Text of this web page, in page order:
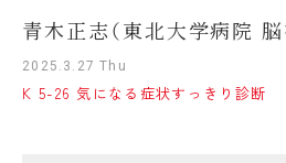
青木正志（東北大学病院
2025.3.27 Thu
K 5-26 気になる症状すっきり診断